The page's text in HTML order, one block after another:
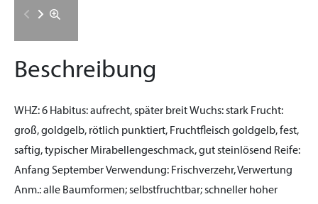
Beschreibung
WHZ:6 Habitus:aufrecht, später breitWuchs:stark Frucht:
groß, goldgelb, rötlich punktiert, Fruchtfleisch goldgelb, fest,
saftig, typischer Mirabellengeschmack, gut steinlösend Reife:
Anfang SeptemberVerwendung: Frischverzehr, Verwertung
Anm.:alle Baumformen; selbstfruchtbar; schneller hoher